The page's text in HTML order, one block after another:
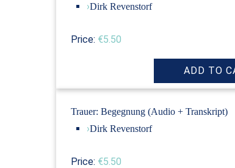
›Dirk Revenstorf
Price: €5.50
Trauer: Begegnung (Audio + Transkript)
›Dirk Revenstorf
Price: €5.50